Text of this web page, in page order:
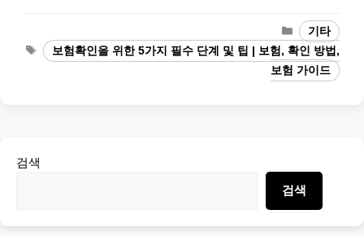
Categories
기타
Tags보험확인을 위한 5가지 필수 단계 및 팁 | 보험, 확인 방법,
보험 가이드
검색
검색